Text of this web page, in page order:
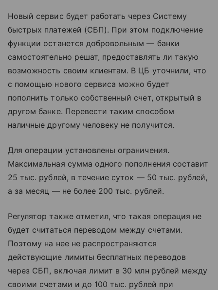
Новый сервис будет работать через Систему
быстрых платежей (СБП). При этом подключение
функции останется добровольным — банки
самостоятельно решат, предоставлять ли такую
возможность своим клиентам. В ЦБ уточнили, что
с помощью нового сервиса можно будет
пополнить только собственный счет, открытый в
другом банке. Перевести таким способом
наличные другому человеку не получится.
Для операции установлены ограничения.
Максимальная сумма одного пополнения составит
25 тыс. рублей, в течение суток — 50 тыс. рублей,
а за месяц — не более 200 тыс. рублей.
Регулятор также отметил, что такая операция не
будет считаться переводом между счетами.
Поэтому на нее не распространяются
действующие лимиты бесплатных переводов
через СБП, включая лимит в 30 млн рублей между
своими счетами и до 100 тыс. рублей при